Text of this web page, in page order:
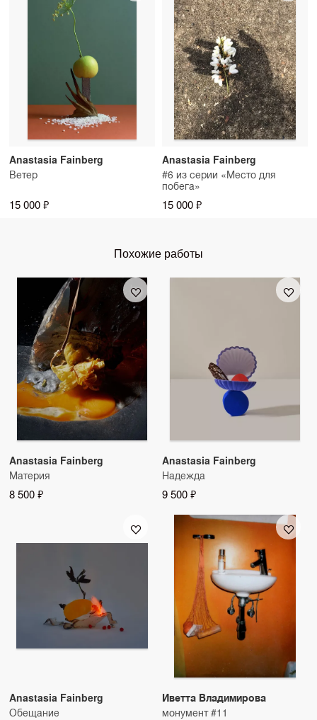
Anastasia Fainberg
Ветер
15 000 ₽
Anastasia Fainberg
#6 из серии «Место для
побега»
15 000 ₽
Похожие работы
Anastasia Fainberg
Материя
8 500 ₽
Anastasia Fainberg
Надежда
9 500 ₽
Anastasia Fainberg
Обещание
Иветта Владимирова
монумент #11